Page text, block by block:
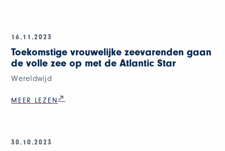
16.11.2023
Toekomstige vrouwelijke zeevarenden gaan
de volle zee op met de Atlantic Star
Wereldwijd
MEER LEZEN
30.10.2023